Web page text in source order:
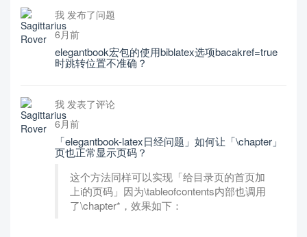
我 发布了问题
6月前
elegantbook宏包的使用biblatex选项bacakref=true
时跳转位置不准确？
我 发表了评论
6月前
「elegantbook-latex日经问题」如何让「\chapter」
页也正常显示页码？
这个方法同样可以实现「给目录页的首页加
上i的页码」因为\tableofcontents内部也调用
了\chapter*，效果如下：